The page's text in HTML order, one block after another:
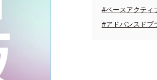
#ベースアクティ
#アドバンスドブ